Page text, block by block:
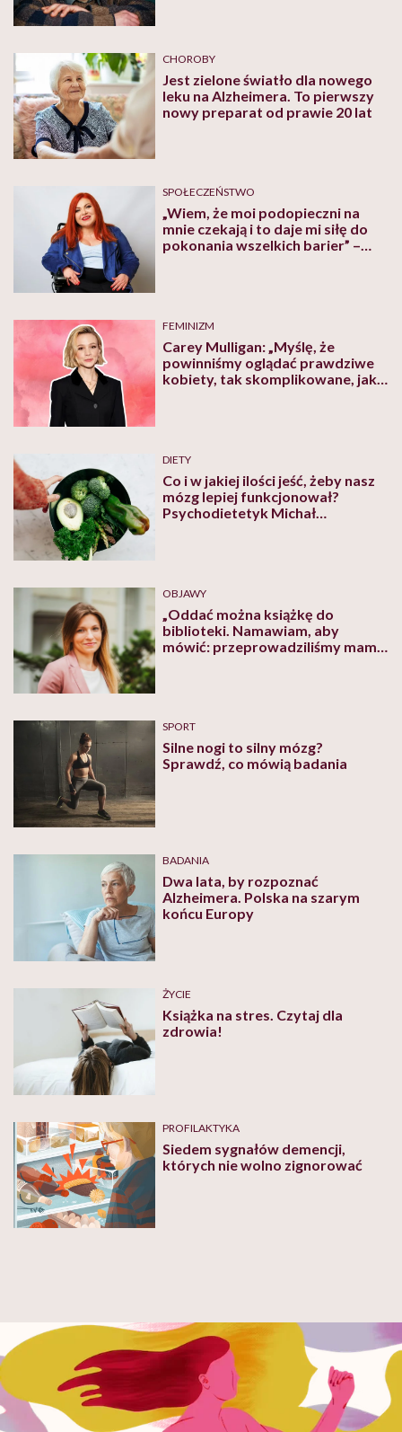
CHOROBY
Jest zielone światło dla nowego
leku na Alzheimera. To pierwszy
nowy preparat od prawie 20 lat
SPOŁECZEŃSTWO
„Wiem, że moi podopieczni na
mnie czekają i to daje mi siłę do
pokonania wszelkich barier” –
FEMINIZM
Carey Mulligan: „Myślę, że
powinniśmy oglądać prawdziwe
kobiety, tak skomplikowane, jak
DIETY
Co i w jakiej ilości jeść, żeby nasz
mózg lepiej funkcjonował?
Psychodietetyk Michał
OBJAWY
„Oddać można książkę do
biblioteki. Namawiam, aby
mówić: przeprowadziliśmy mamę
SPORT
Silne nogi to silny mózg?
Sprawdź, co mówią badania
BADANIA
Dwa lata, by rozpoznać
Alzheimera. Polska na szarym
końcu Europy
ŻYCIE
Książka na stres. Czytaj dla
zdrowia!
PROFILAKTYKA
Siedem sygnałów demencji,
których nie wolno zignorować